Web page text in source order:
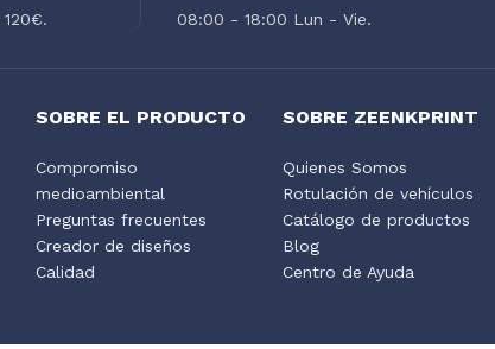
08:00 - 18:00 Lun - Vie.
SOBRE EL PRODUCTO
Compromiso
medioambiental
Preguntas frecuentes
Creador de diseños
Calidad
SOBRE ZEENKPRINT
Quienes Somos
Rotulación de vehículos
Catálogo de productos
Blog
Centro de Ayuda